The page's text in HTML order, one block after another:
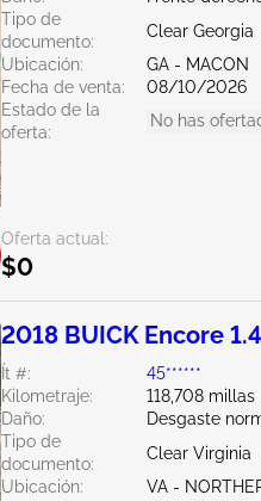
Tipo de
documento:
Clear Georgia
Ubicación:
GA - MACON
Fecha de venta:
08/10/2026
Estado de la
oferta:
No has
Oferta actual:
$0
2018 BUICK Encore
Ít #:
45******
Kilometraje:
118,708 millas
Daño:
Desgaste
Tipo de
documento:
Clear Virginia
Ubicación:
VA -